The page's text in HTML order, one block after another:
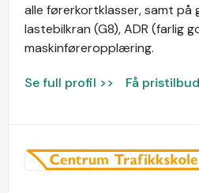
alle førerkortklasser, samt på
lastebilkran (G8), ADR (farlig
maskinføreropplæring.
Se full profil >> Få